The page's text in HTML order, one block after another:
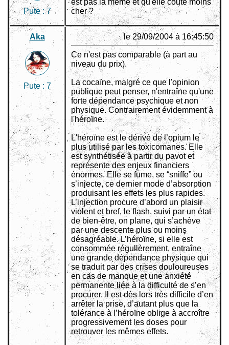
Pute :7
est pas la même et qu'elle coute moins
cher ?
Aka
Pute : 7
le 29/09/2004 à 16:45:50
Ce n'est pas comparable (à part au
niveau du prix).
La cocaïne, malgré ce que l'opinion
publique peut penser, n'entraîne qu'une
forte dépendance psychique et non
physique. Contrairement évidemment à
l'héroïne.
L'héroïne est le dérivé de l’opium le
plus utilisé par les toxicomanes. Elle
est synthétisée à partir du pavot et
représente des enjeux financiers
énormes. Elle se fume, se “sniffe” ou
s’injecte, ce dernier mode d’absorption
produisant les effets les plus rapides.
L’injection procure d’abord un plaisir
violent et bref, le flash, suivi par un état
de bien-être, on plane, qui s’achève
par une descente plus ou moins
désagréable. L’héroïne, si elle est
consommée régulièrement, entraîne
une grande dépendance physique qui
se traduit par des crises douloureuses
en cas de manque et une anxiété
permanente liée à la difficulté de s’en
procurer. Il est dès lors très difficile d’en
arrêter la prise, d’autant plus que la
tolérance à l’héroïne oblige à accroître
progressivement les doses pour
retrouver les mêmes effets.